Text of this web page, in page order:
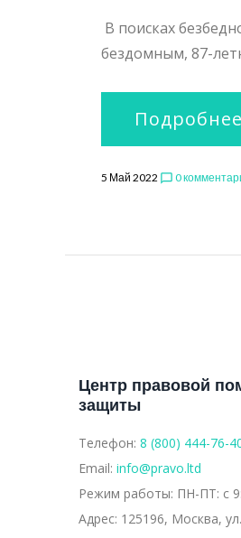
В поисках
бездомным, 87-
Подробнее
5 Май 2022 chat_bubble_outline 0
Центр правовой
защиты
Телефон: 8 (800) 444-76-
Email: info@pravo.ltd
Режим работы: ПН-ПТ: с
Адрес: 125196, Москва,